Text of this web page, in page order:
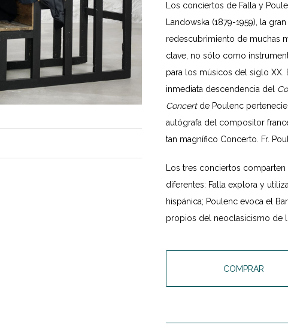
Los conciertos de Falla y
Landowska (1879-1959), la
redescubrimiento de muchas
clave, no sólo como
para los músicos del siglo XX.
inmediata descendencia del
Concertde Poulenc
autógrafa del compositor
tan magnífico Concerto. Fr.
Los tres conciertos
diferentes: Falla explora y
hispánica; Poulenc evoca el
propios del neoclasicismo de
COMPRAR